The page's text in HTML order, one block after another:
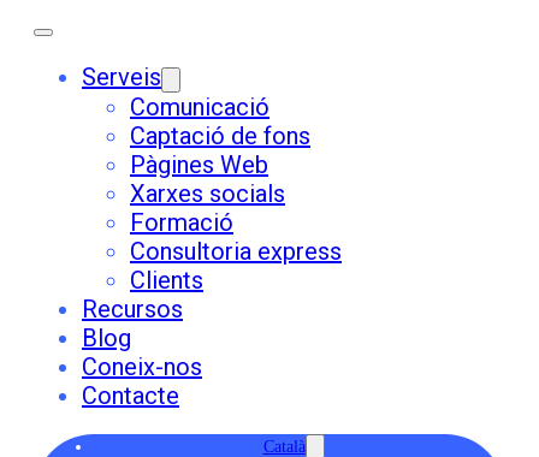
Serveis
Comunicació
Captació de fons
Pàgines Web
Xarxes socials
Formació
Consultoria express
Clients
Recursos
Blog
Coneix-nos
Contacte
Català